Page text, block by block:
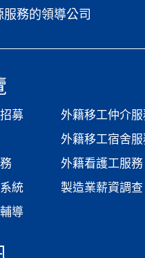
務的領導公司
募
統
導
外籍移工仲介
外籍移工宿舍
外籍看護工服務
製造業薪資調查​